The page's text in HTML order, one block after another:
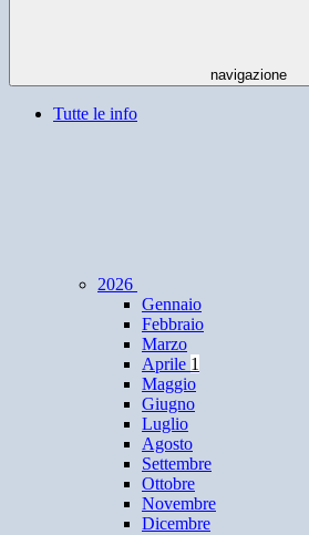
navigazione
Tutte le info
2026
Gennaio
Febbraio
Marzo
Aprile 1
Maggio
Giugno
Luglio
Agosto
Settembre
Ottobre
Novembre
Dicembre